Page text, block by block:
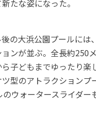
たな姿になった。
の大浜公園プールには
ンが並ぶ。全長約250
子どもまでゆったり楽
型のアトラクションプ
ウォータースライダー